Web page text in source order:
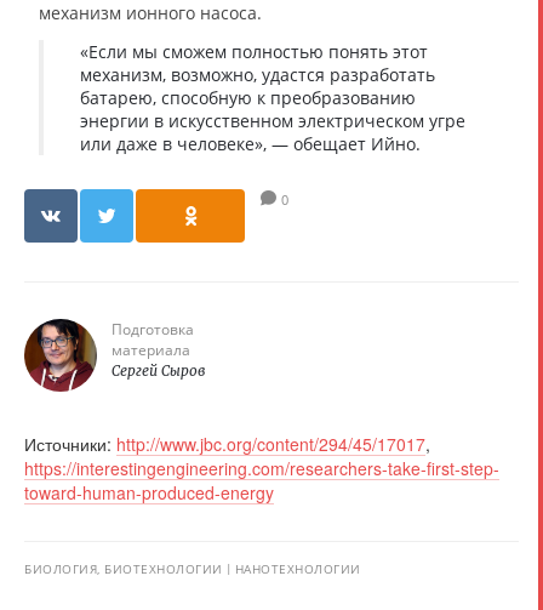
механизм ионного насоса.
«Если мы сможем полностью понять этот
механизм, возможно, удастся разработать
батарею, способную к преобразованию
энергии в искусственном электрическом угре
или даже в человеке», — обещает Ийно.
0
Подготовка
материала
Сергей Сыров
Источники: http://www.jbc.org/content/294/45/17017,
https://interestingengineering.com/researchers-take-first-step-
toward-human-produced-energy
БИОЛОГИЯ, БИОТЕХНОЛОГИИ НАНОТЕХНОЛОГИИ